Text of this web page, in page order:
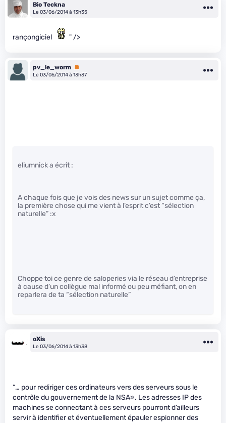
Bio Teckna
Le 03/06/2014 à 13h35
rançongiciel " />
pv_le_worm Premium
Le 03/06/2014 à 13h37
eliumnick a écrit :
A chaque fois que je vois des news sur un sujet comme ça,
la première chose qui me vient à l’esprit c’est “sélection
naturelle” :x
Choppe toi ce genre de saloperies via le réseau d’entreprise
à cause d’un collègue mal informé ou peu méfiant, on en
reparlera de ta “sélection naturelle”
oXis
Le 03/06/2014 à 13h38
“… pour rediriger ces ordinateurs vers des serveurs sous le
contrôle du gouvernement de la NSA». Les adresses IP des
machines se connectant à ces serveurs pourront d’ailleurs
servir à identifier et éventuellement épauler espionner des